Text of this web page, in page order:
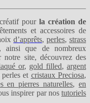
pourla création de
et accessoires de
d’apprêts, perles, strass
ainsi que de nombreux
notre site, découvrez des
or, gold filled, argent
et cristaux Preciosa,
en pierres naturelles, en
inspirer par nostutoriels